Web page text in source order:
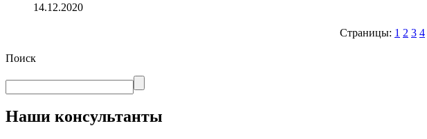
14.12.2020
Страницы: 1 2 3 4
Поиск
Наши консультанты